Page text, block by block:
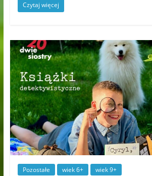
Czytaj więcej
Pozostałe wiek 6+ wiek 9+